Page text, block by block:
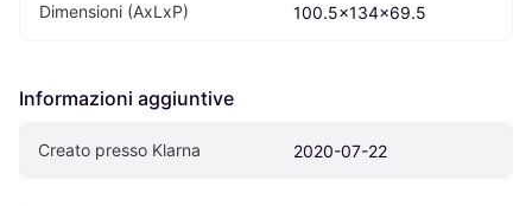
Dimensioni (AxLxP) 100.5x134x69.5
Informazioni aggiuntive
Creato presso Klarna 2020-07-22